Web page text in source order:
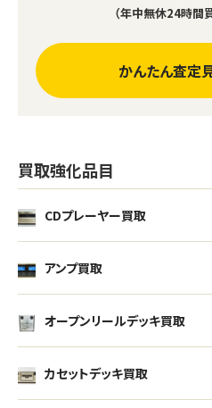
（年中無休24時間
かんたん査定
買取強化品目
CDプレーヤー買取
アンプ買取
オープンリールデッキ買取
カセットデッキ買取